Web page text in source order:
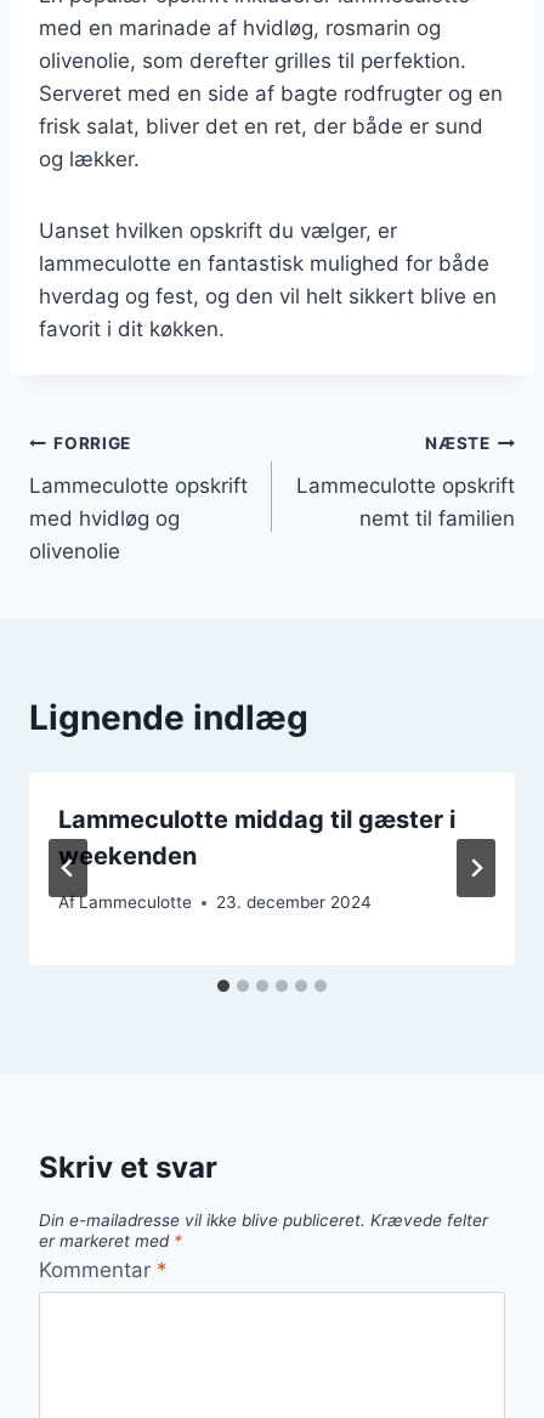
med en marinade af hvidløg, rosmarin og
olivenolie, som derefter grilles til perfektion.
Serveret med en side af bagte rodfrugter og en
frisk salat, bliver det en ret, der både er sund
og lækker.
Uanset hvilken opskrift du vælger, er
lammeculotte en fantastisk mulighed for både
hverdag og fest, og den vil helt sikkert blive en
favorit i dit køkken.
Indlægsnavigation
FORRIGE
Lammeculotte opskrift
med hvidløg og
olivenolie
NÆSTE
Lammeculotte opskrift
nemt til familien
Lignende indlæg
Lammeculotte middag til gæster i
weekenden
AfLammeculotte 23. december 2024
Skriv et svar
Din e-mailadresse vil ikke blive publiceret. Krævede felter
er markeret med *
Kommentar *